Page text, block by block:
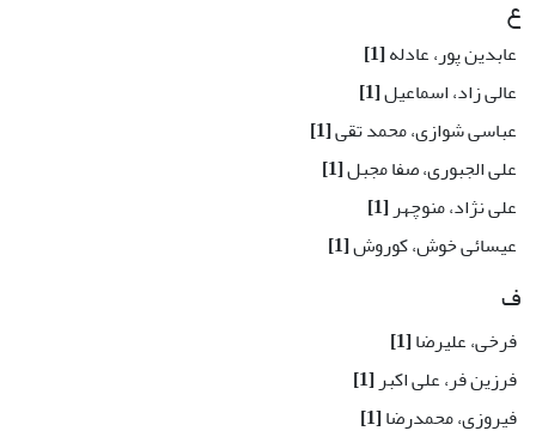
ع
عابدین پور، عادله[1]
عالی زاد، اسماعیل[1]
عباسی شوازی، محمد تقی[1]
علی الجبوری، صفا مجبل[1]
علی نژاد، منوچهر[1]
عیسائی خوش، کوروش[1]
ف
فرخی، علیرضا[1]
فرزین فر، علی اکبر[1]
فیروزی، محمدرضا[1]